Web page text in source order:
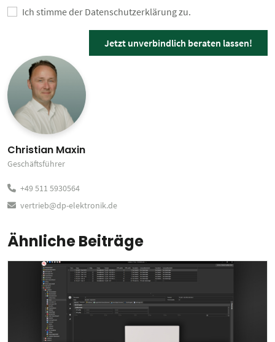
Ich stimme der Datenschutzerklärung zu.
Jetzt unverbindlich beraten lassen!
Christian Maxin
Geschäftsführer
+49 511 5930564
vertrieb@dp-elektronik.de
Ähnliche Beiträge